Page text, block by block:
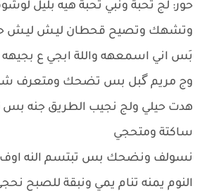
حور: لج تحبة ونبي تحبة هيه بليل
وتشهك وتصيح قحطان ليـش ليـش
بَس اني اسمعهه واللة ابجي ع بجيهه
وج مريم گبل بس تضحك ومتعرف شنو
هدت حيلي ولج نجيب الطريق جنه
ساكتة ومتحجي
نسولف ونضحك بس تبتسم النه اوف
النوم يمنه تنام يمي ونبقة للصبح